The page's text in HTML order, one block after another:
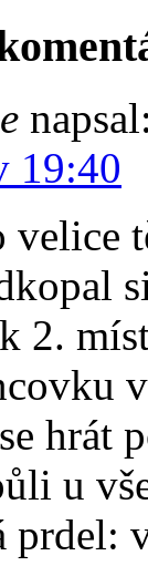
19:40
velice
2.
hrát
u
prdel: